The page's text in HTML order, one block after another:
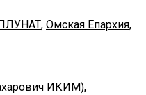
, Омская Епархия,
ИКИМ),